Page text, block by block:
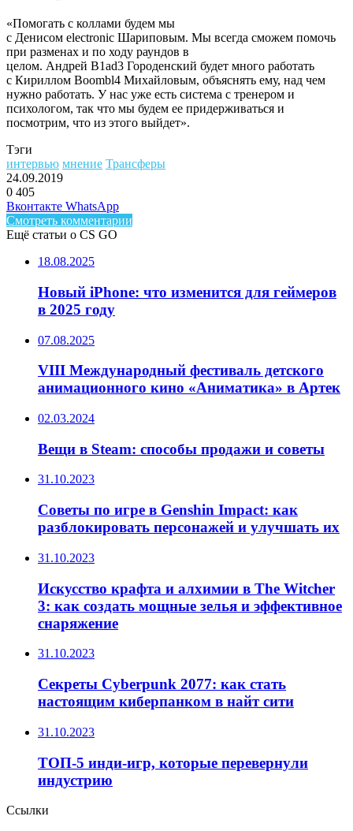
«Помогать с коллами будем мы
с Денисом electronic Шариповым. Мы всегда сможем помочь
при разменах и по ходу раундов в
целом. Андрей B1ad3 Городенский будет много работать
с Кириллом Boombl4 Михайловым, объяснять ему, над чем
нужно работать. У нас уже есть система с тренером и
психологом, так что мы будем ее придерживаться и
посмотрим, что из этого выйдет».
Тэги
интервью мнение Трансферы
24.09.2019
0 405
Facebook
Twitter
LinkedIn
Вконтакте WhatsAppTelegram
Смотреть комментарии
Ещё статьи о CS GO
18.08.2025
Новый iPhone: что изменится для геймеров
в 2025 году
07.08.2025
VIII Международный фестиваль детского
анимационного кино «Аниматика» в Артек
02.03.2024
Вещи в Steam: способы продажи и советы
31.10.2023
Советы по игре в Genshin Impact: как
разблокировать персонажей и улучшать их
31.10.2023
Искусство крафта и алхимии в The Witcher
3: как создать мощные зелья и эффективное
снаряжение
31.10.2023
Секреты Cyberpunk 2077: как стать
настоящим киберпанком в найт сити
31.10.2023
ТОП-5 инди-игр, которые перевернули
индустрию
Ссылки